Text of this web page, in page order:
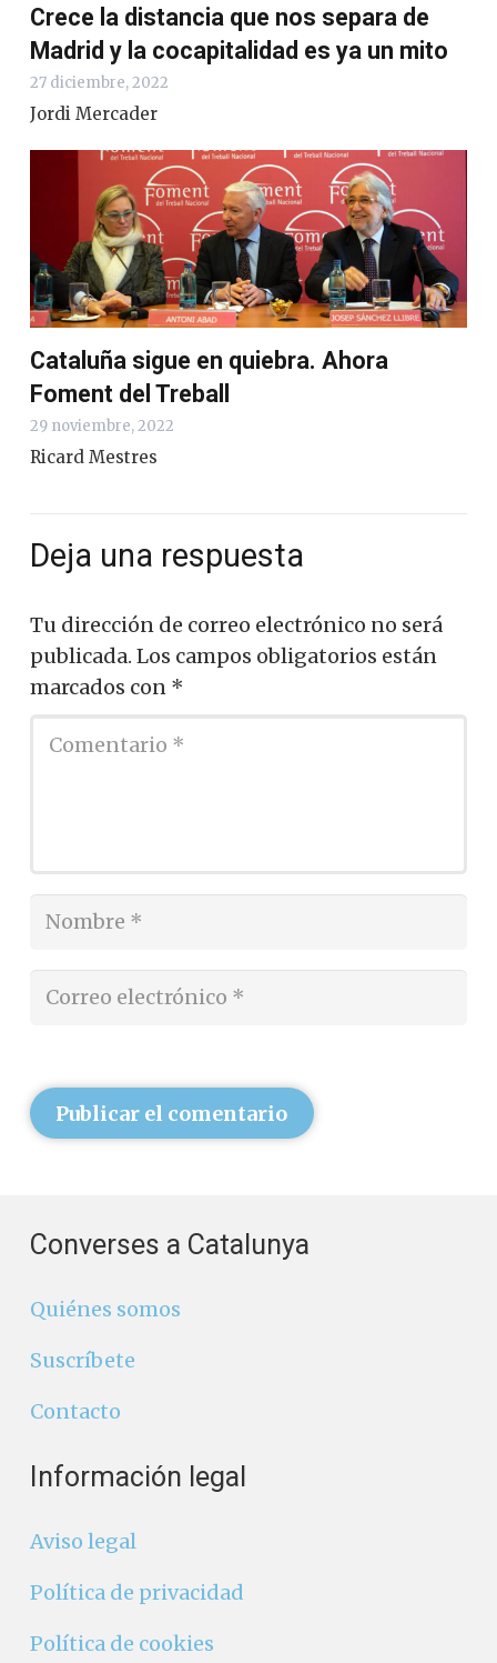
Crece la distancia que nos separa de
Madrid y la cocapitalidad es ya un mito
27 diciembre, 2022
Jordi Mercader
Cataluña sigue en quiebra. Ahora
Foment del Treball
29 noviembre, 2022
Ricard Mestres
Deja una respuesta
Tu dirección de correo electrónico no será
publicada. Los campos obligatorios están
marcados con *
Publicar el comentario
Converses a Catalunya
Quiénes somos
Suscríbete
Contacto
Información legal
Aviso legal
Política de privacidad
Política de cookies